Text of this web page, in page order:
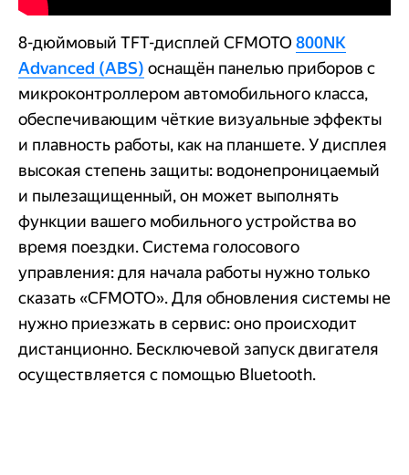
8-дюймовый TFT-дисплей CFMOTO 800NK
Advanced (ABS) оснащён панелью приборов с
микроконтроллером автомобильного класса,
обеспечивающим чёткие визуальные эффекты
и плавность работы, как на планшете. У дисплея
высокая степень защиты: водонепроницаемый
и пылезащищенный, он может выполнять
функции вашего мобильного устройства во
время поездки. Система голосового
управления: для начала работы нужно только
сказать «CFMOTO». Для обновления системы не
нужно приезжать в сервис: оно происходит
дистанционно. Бесключевой запуск двигателя
осуществляется с помощью Bluetooth.